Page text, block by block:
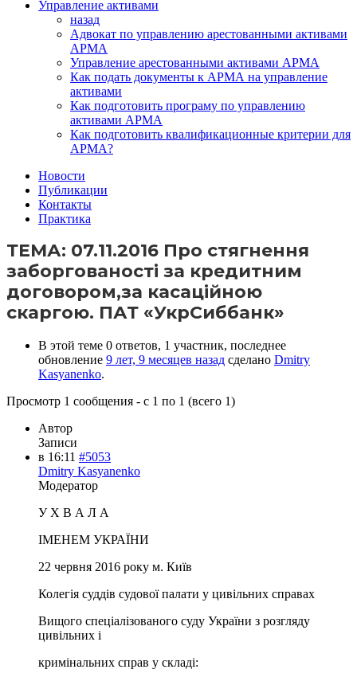
Управление активами
назад
Адвокат по управлению арестованными активами
АРМА
Управление арестованными активами АРМА
Как подать документы к АРМА на управление
активами
Как подготовить програму по управлению
активами АРМА
Как подготовить квалификационные критерии для
АРМА?
Новости
Публикации
Контакты
Практика
ТЕМА: 07.11.2016 Про стягнення
заборгованості за кредитним
договором,за касаційною
скаргою. ПАТ «УкрСиббанк»
В этой теме 0 ответов, 1 участник, последнее
обновление 9 лет, 9 месяцев назад сделано Dmitry
Kasyanenko.
Просмотр 1 сообщения - с 1 по 1 (всего 1)
Автор
Записи
в 16:11 #5053
Dmitry Kasyanenko
Модератор
У Х В А Л А
ІМЕНЕМ УКРАЇНИ
22 червня 2016 року м. Київ
Колегія суддів судової палати у цивільних справах
Вищого спеціалізованого суду України з розгляду
цивільних і
кримінальних справ у складі: